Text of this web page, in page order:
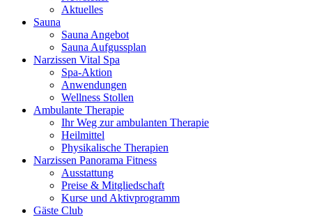
Aktuelles
Sauna
Sauna Angebot
Sauna Aufgussplan
Narzissen Vital Spa
Spa-Aktion
Anwendungen
Wellness Stollen
Ambulante Therapie
Ihr Weg zur ambulanten Therapie
Heilmittel
Physikalische Therapien
Narzissen Panorama Fitness
Ausstattung
Preise & Mitgliedschaft
Kurse und Aktivprogramm
Gäste Club